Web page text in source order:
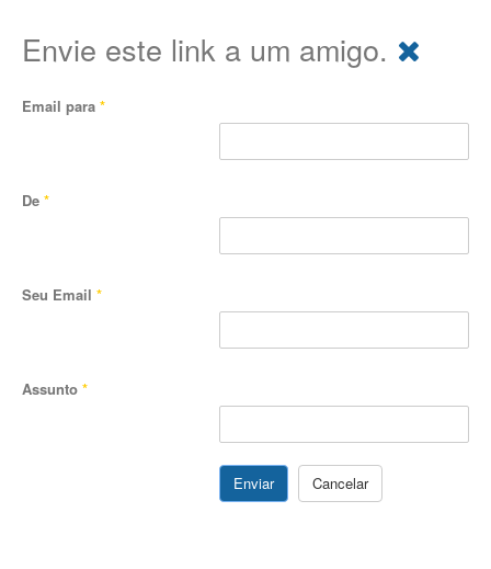
Envie este link a um amigo.
Email para *
De *
Seu Email *
Assunto *
Enviar Cancelar